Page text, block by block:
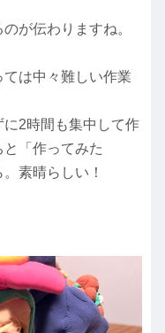
が伝わりますね。
は中々難しい作業
2時間も集中して作
「作ってみた
素晴らしい！